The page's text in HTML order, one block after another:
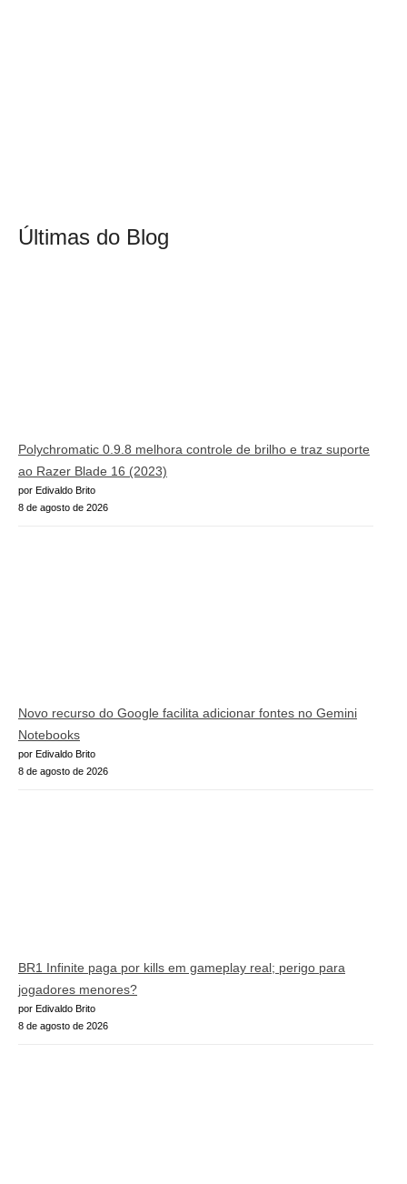
Últimas do Blog
Polychromatic 0.9.8 melhora controle de brilho e traz suporte
ao Razer Blade 16 (2023)
por Edivaldo Brito
8 de agosto de 2026
Novo recurso do Google facilita adicionar fontes no Gemini
Notebooks
por Edivaldo Brito
8 de agosto de 2026
BR1 Infinite paga por kills em gameplay real; perigo para
jogadores menores?
por Edivaldo Brito
8 de agosto de 2026